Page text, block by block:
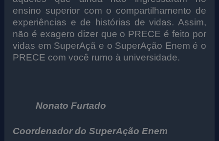
ensino superior com o compartilhamento de
experiências e de histórias de vidas. Assim,
não é exagero dizer que o PRECE é feito por
vidas em SuperAçã e o SuperAção Enem é o
PRECE com você rumo à universidade.
Nonato Furtado
Coordenador do SuperAção Enem